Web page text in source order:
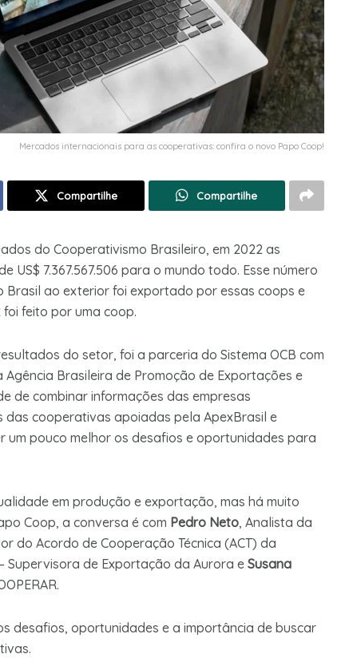
Mercados internacionais para as cooperativas: confira o novo Papo Coop!
Compartilhe Compartilhe
do Cooperativismo Brasileiro, em 2022 as
7.367.567.506 para o mundo todo. Esse número
Brasil ao exterior foi exportado por essas coops e
feito por uma coop.
do setor, foi a parceria do Sistema OCB com
Agência Brasileira de Promoção de Exportações e
de combinar informações das empresas
cooperativas apoiadas pela ApexBrasil e
um pouco melhor os desafios e oportunidades para
em produção e exportação, mas há muito
Coop, a conversa é com Pedro Neto, Analista da
do Acordo de Cooperação Técnica (ACT) da
– Supervisora de Exportação da Aurora e Susana
desafios, oportunidades e a importância de buscar